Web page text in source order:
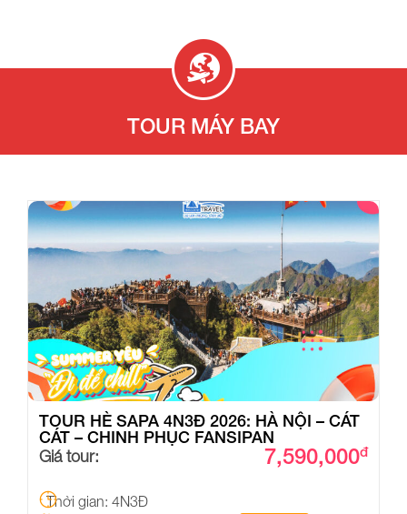
TOUR MÁY BAY
TOUR HÈ SAPA 4N3Đ 2026: HÀ NỘI – CÁT
CÁT – CHINH PHỤC FANSIPAN
Giá tour: 7,590,000đ
Thời gian: 4N3Đ